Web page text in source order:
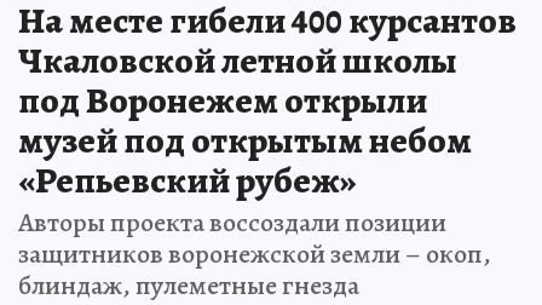
На месте гибели 400 курсантов
Чкаловской летной школы
под Воронежем открыли
музей под открытым небом
«Репьевский рубеж»
Авторы проекта воссоздали позиции
защитников воронежской земли – окоп,
блиндаж, пулеметные гнезда